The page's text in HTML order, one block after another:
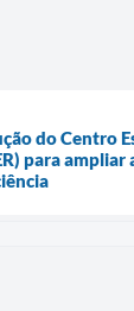
do Centro
para